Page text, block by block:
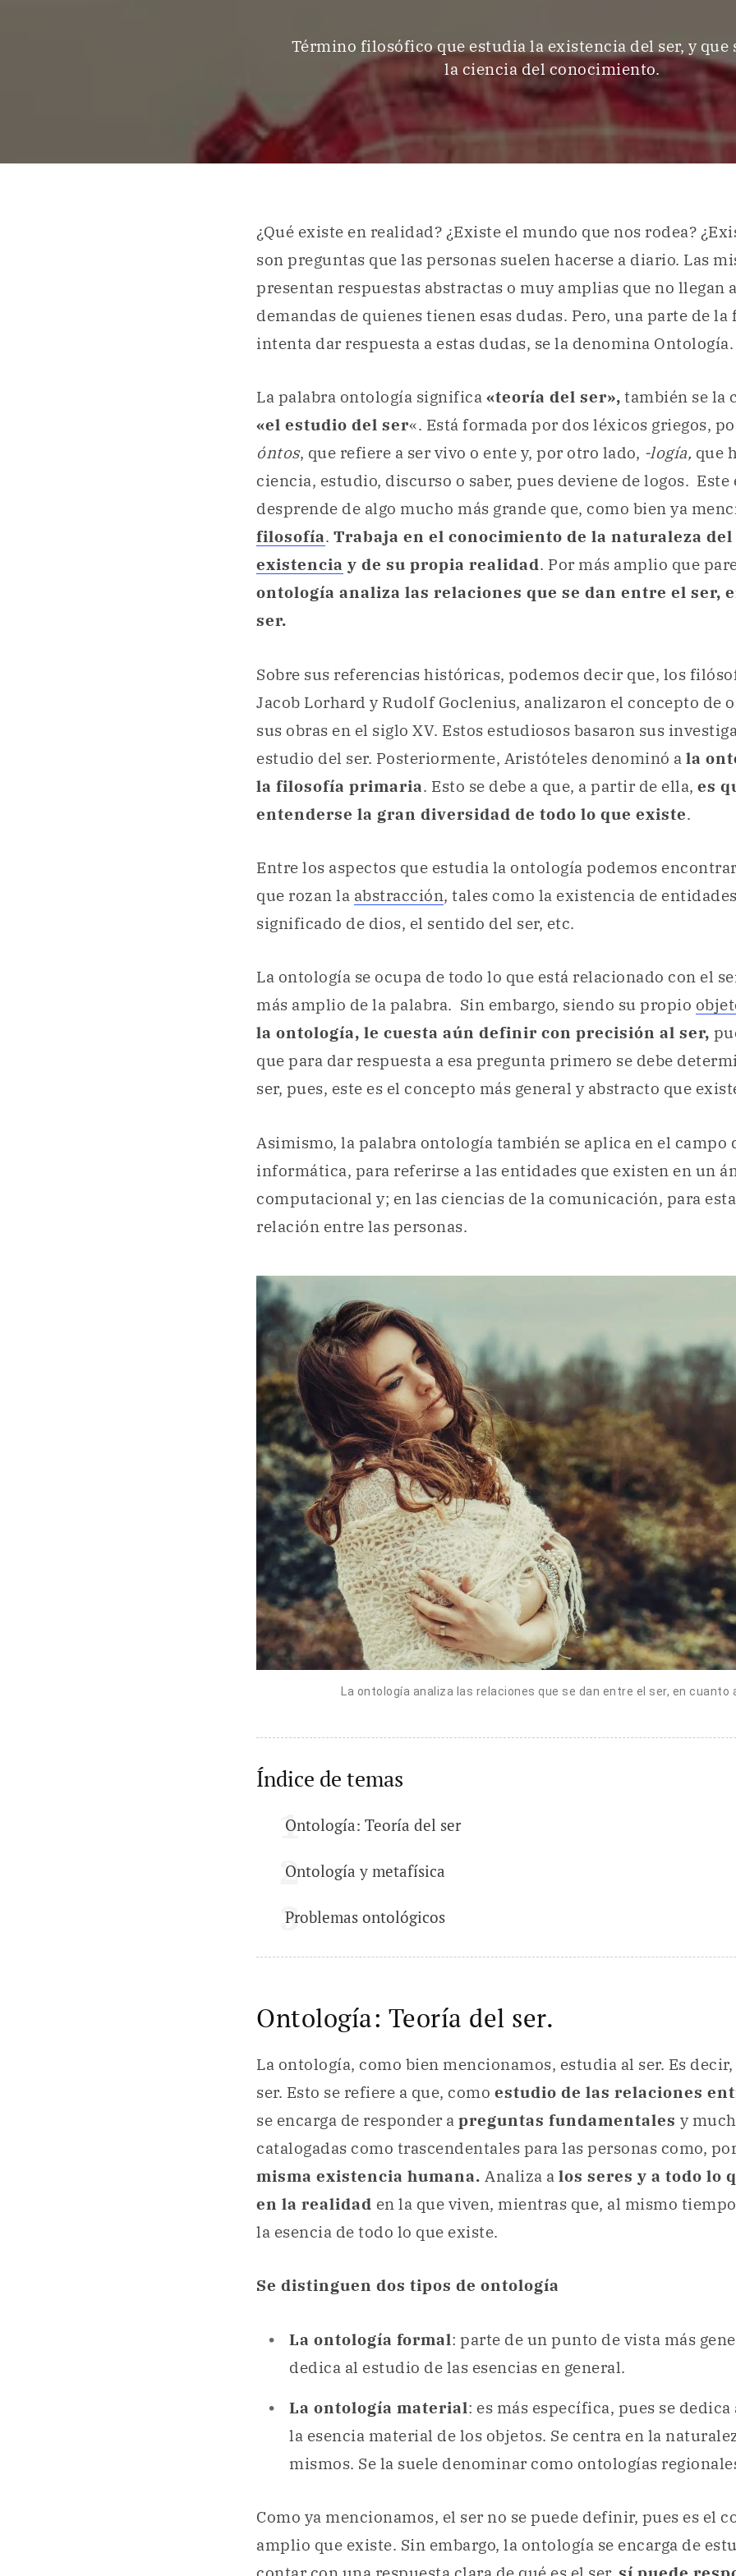
Término filosófico que estudia la existencia del ser, y que
la ciencia del conocimiento.
¿Qué existe en realidad? ¿Existe el mundo que nos rodea?
son preguntas que las personas suelen hacerse a diario. Las
presentan respuestas abstractas o muy amplias que no llegan
demandas de quienes tienen esas dudas. Pero, una parte de
intenta dar respuesta a estas dudas, se la denomina Ontología.
La palabra ontología significa «teoría del ser», también se la
«el estudio del ser«. Está formada por dos léxicos griegos,
óntos, que refiere a ser vivo o ente y, por otro lado, -logía, que
ciencia, estudio, discurso o saber, pues deviene de logos. Este
desprende de algo mucho más grande que, como bien ya
filosofía. Trabaja en el conocimiento de la naturaleza del
existencia y de su propia realidad. Por más amplio que
ontología analiza las relaciones que se dan entre el ser,
ser.
Sobre sus referencias históricas, podemos decir que, los
Jacob Lorhard y Rudolf Goclenius, analizaron el concepto de
sus obras en el siglo XV. Estos estudiosos basaron sus
estudio del ser. Posteriormente, Aristóteles denominó a la
la filosofía primaria. Esto se debe a que, a partir de ella, es
entenderse la gran diversidad de todo lo que existe.
Entre los aspectos que estudia la ontología podemos
que rozan la abstracción, tales como la existencia de
significado de dios, el sentido del ser, etc.
La ontología se ocupa de todo lo que está relacionado con el
más amplio de la palabra. Sin embargo, siendo su propio
la ontología, le cuesta aún definir con precisión al ser,
que para dar respuesta a esa pregunta primero se debe
ser, pues, este es el concepto más general y abstracto que
Asimismo, la palabra ontología también se aplica en el campo
informática, para referirse a las entidades que existen en un
computacional y; en las ciencias de la comunicación, para
relación entre las personas.
La ontología analiza las relaciones que se dan entre el ser, en cuanto
Índice de temas
Ontología: Teoría del ser
Ontología y metafísica
Problemas ontológicos
Ontología: Teoría del ser.
La ontología, como bien mencionamos, estudia al ser. Es
ser. Esto se refiere a que, como estudio de las relaciones
se encarga de responder a preguntas fundamentales y
catalogadas como trascendentales para las personas como,
misma existencia humana. Analiza a los seres y a todo lo
en la realidad en la que viven, mientras que, al mismo
la esencia de todo lo que existe.
Se distinguen dos tipos de ontología
La ontología formal: parte de un punto de vista más
dedica al estudio de las esencias en general.
La ontología material: es más específica, pues se
la esencia material de los objetos. Se centra en la
mismos. Se la suele denominar como ontologías
Como ya mencionamos, el ser no se puede definir, pues es el
amplio que existe. Sin embargo, la ontología se encarga de